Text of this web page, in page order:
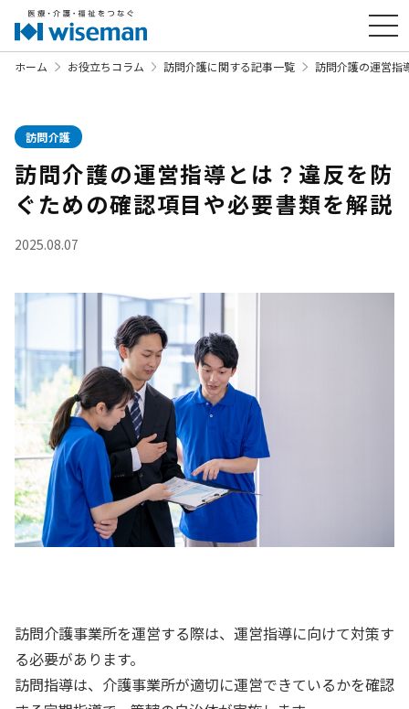
ホーム お役立ちコラム 訪問介護に関する記事一覧 訪問介護の運営指
訪問介護
訪問介護の運営指導とは？違反を防
ぐための確認項目や必要書類を解説
2025.08.07
訪問介護事業所を運営する際は、運営指導に向けて対策す
る必要があります。
訪問指導は、介護事業所が適切に運営できているかを確認